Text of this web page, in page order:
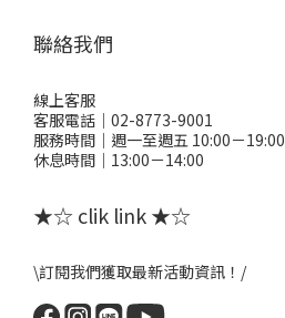
聯絡我們
線上客服
客服電話｜02-8773-9001
服務時間｜週一至週五 10:00－19:00
休息時間｜13:00－14:00
★☆ clik link ★☆
\訂閱我們獲取最新活動資訊！/